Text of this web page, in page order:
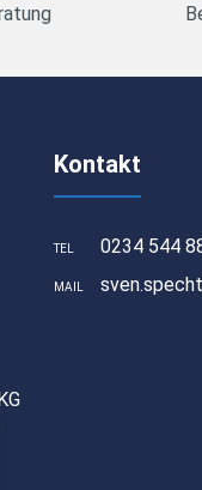
Kontakt
TEL 0234 544
MAIL